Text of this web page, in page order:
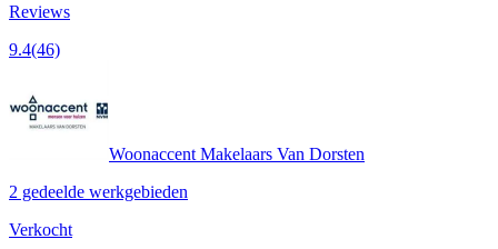
Reviews
9.4(46)
Woonaccent Makelaars Van Dorsten
2 gedeelde werkgebieden
Verkocht